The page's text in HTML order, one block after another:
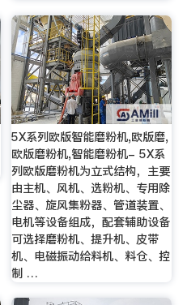
5X系列欧版智能磨粉机,欧版磨,
欧版磨粉机,智能磨粉机- 5X系
列欧版磨粉机为立式结构，主要
由主机、风机、选粉机、专用除
尘器、旋风集粉器、管道装置、
电机等设备组成，配套辅助设备
可选择磨粉机、提升机、皮带
机、电磁振动给料机、料仓、控
制 …